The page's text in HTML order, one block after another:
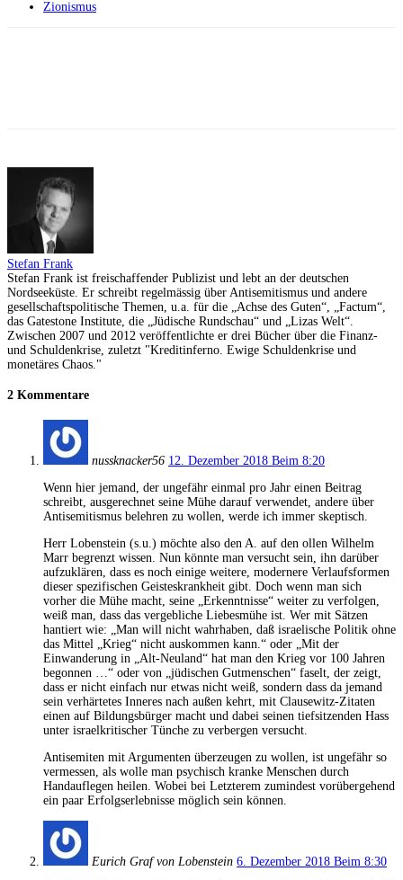
Zionismus
Stefan Frank
Stefan Frank ist freischaffender Publizist und lebt an der deutschen
Nordseeküste. Er schreibt regelmässig über Antisemitismus und andere
gesellschaftspolitische Themen, u.a. für die „Achse des Guten“, „Factum“,
das Gatestone Institute, die „Jüdische Rundschau“ und „Lizas Welt“.
Zwischen 2007 und 2012 veröffentlichte er drei Bücher über die Finanz-
und Schuldenkrise, zuletzt "Kreditinferno. Ewige Schuldenkrise und
monetäres Chaos."
2 Kommentare
nussknacker56 12. Dezember 2018 Beim 8:20
Wenn hier jemand, der ungefähr einmal pro Jahr einen Beitrag
schreibt, ausgerechnet seine Mühe darauf verwendet, andere über
Antisemitismus belehren zu wollen, werde ich immer skeptisch.
Herr Lobenstein (s.u.) möchte also den A. auf den ollen Wilhelm
Marr begrenzt wissen. Nun könnte man versucht sein, ihn darüber
aufzuklären, dass es noch einige weitere, modernere Verlaufsformen
dieser spezifischen Geisteskrankheit gibt. Doch wenn man sich
vorher die Mühe macht, seine „Erkenntnisse“ weiter zu verfolgen,
weiß man, dass das vergebliche Liebesmühe ist. Wer mit Sätzen
hantiert wie: „Man will nicht wahrhaben, daß israelische Politik ohne
das Mittel „Krieg“ nicht auskommen kann.“ oder „Mit der
Einwanderung in „Alt-Neuland“ hat man den Krieg vor 100 Jahren
begonnen …“ oder von „jüdischen Gutmenschen“ faselt, der zeigt,
dass er nicht einfach nur etwas nicht weiß, sondern dass da jemand
sein verhärtetes Inneres nach außen kehrt, mit Clausewitz-Zitaten
einen auf Bildungsbürger macht und dabei seinen tiefsitzenden Hass
unter israelkritischer Tünche zu verbergen versucht.
Antisemiten mit Argumenten überzeugen zu wollen, ist ungefähr so
vermessen, als wolle man psychisch kranke Menschen durch
Handauflegen heilen. Wobei bei Letzterem zumindest vorübergehend
ein paar Erfolgserlebnisse möglich sein können.
Eurich Graf von Lobenstein 6. Dezember 2018 Beim 8:30